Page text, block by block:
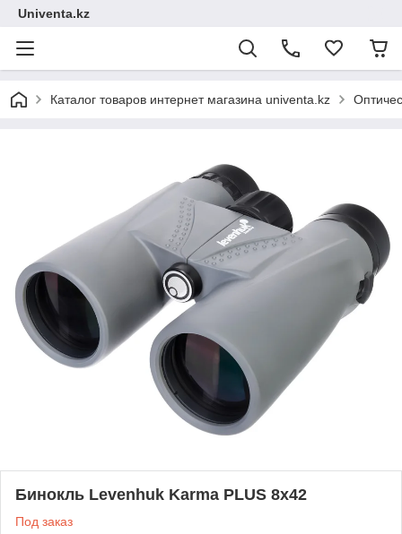
Univenta.kz
Каталог товаров интернет магазина univenta.kz
Бинокль Levenhuk Karma PLUS 8x42
Под заказ